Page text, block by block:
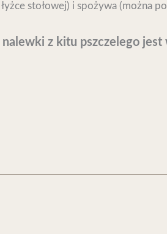
stołowej) i spożywa (można
z kitu pszczelego